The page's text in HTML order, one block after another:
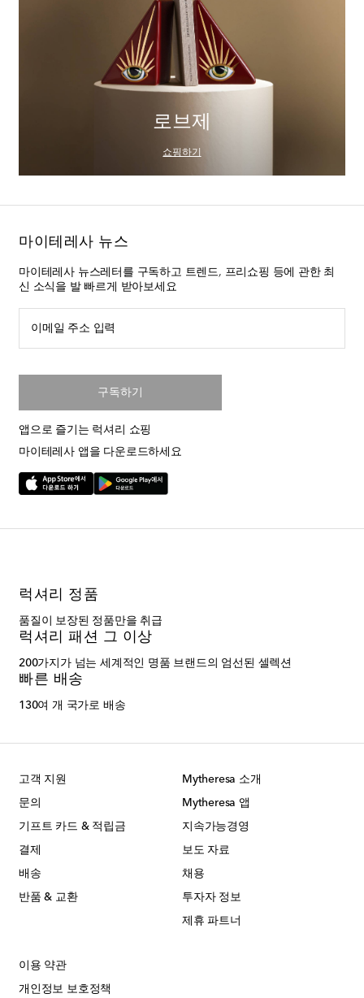
로브제
쇼핑하기
마이테레사 뉴스
마이테레사 뉴스레터를 구독하고 트렌드, 프리쇼핑 등에 관한 최
신 소식을 발 빠르게 받아보세요
이메일 주소 입력
구독하기
앱으로 즐기는 럭셔리 쇼핑
마이테레사 앱을 다운로드하세요
럭셔리 정품
품질이 보장된 정품만을 취급
럭셔리 패션 그 이상
200가지가 넘는 세계적인 명품 브랜드의 엄선된 셀렉션
빠른 배송
130여 개 국가로 배송
고객 지원
문의
기프트 카드 & 적립금
결제
배송
반품 & 교환
Mytheresa 소개
Mytheresa 앱
지속가능경영
보도 자료
채용
투자자 정보
제휴 파트너
이용 약관
개인정보 보호정책